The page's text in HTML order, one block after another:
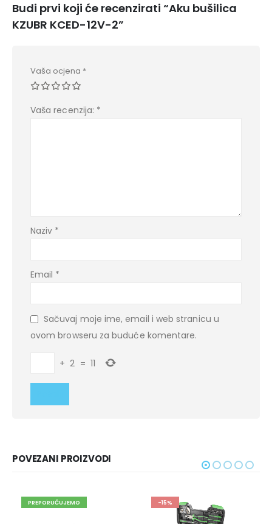
Budi prvi koji će recenzirati “Aku bušilica
KZUBR KCED-12V-2”
Vaša ocjena *
Vaša recenzija: *
Naziv *
Email *
Sačuvaj moje ime, email i web stranicu u
ovom browseru za buduće komentare.
+ 2 = 11
POVEZANI PROIZVODI
PREPORUČUJEMO